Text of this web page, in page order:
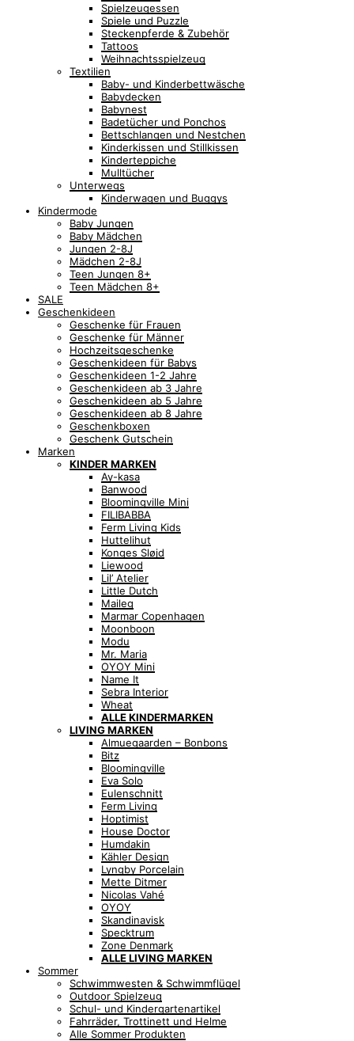
Spielzeugessen
Spiele und Puzzle
Steckenpferde & Zubehör
Tattoos
Weihnachtsspielzeug
Textilien
Baby- und Kinderbettwäsche
Babydecken
Babynest
Badetücher und Ponchos
Bettschlangen und Nestchen
Kinderkissen und Stillkissen
Kinderteppiche
Mulltücher
Unterwegs
Kinderwagen und Buggys
Kindermode
Baby Jungen
Baby Mädchen
Jungen 2-8J
Mädchen 2-8J
Teen Jungen 8+
Teen Mädchen 8+
SALE
Geschenkideen
Geschenke für Frauen
Geschenke für Männer
Hochzeitsgeschenke
Geschenkideen für Babys
Geschenkideen 1-2 Jahre
Geschenkideen ab 3 Jahre
Geschenkideen ab 5 Jahre
Geschenkideen ab 8 Jahre
Geschenkboxen
Geschenk Gutschein
Marken
KINDER MARKEN
Ay-kasa
Banwood
Bloomingville Mini
FILIBABBA
Ferm Living Kids
Huttelihut
Konges Sløjd
Liewood
Lil’ Atelier
Little Dutch
Maileg
Marmar Copenhagen
Moonboon
Modu
Mr. Maria
OYOY Mini
Name It
Sebra Interior
Wheat
ALLE KINDERMARKEN
LIVING MARKEN
Almuegaarden – Bonbons
Bitz
Bloomingville
Eva Solo
Eulenschnitt
Ferm Living
Hoptimist
House Doctor
Humdakin
Kähler Design
Lyngby Porcelain
Mette Ditmer
Nicolas Vahé
OYOY
Skandinavisk
Specktrum
Zone Denmark
ALLE LIVING MARKEN
Sommer
Schwimmwesten & Schwimmflügel
Outdoor Spielzeug
Schul- und Kindergartenartikel
Fahrräder, Trottinett und Helme
Alle Sommer Produkten